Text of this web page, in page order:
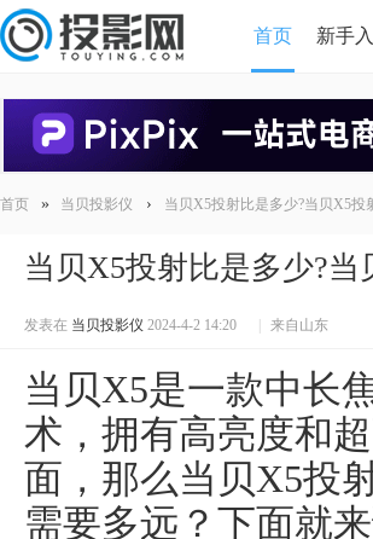
首页 新手
HDMI版本对比
首页 » 当贝投影仪 › 当贝X5投射比是多少?当贝X5投
当贝X5投射比是多少?
发表在 当贝投影仪 2024-4-2 14:20 来自山东
当贝X5是一款中长
术，拥有高亮度和
面，那么当贝X5投
需要多远？下面就